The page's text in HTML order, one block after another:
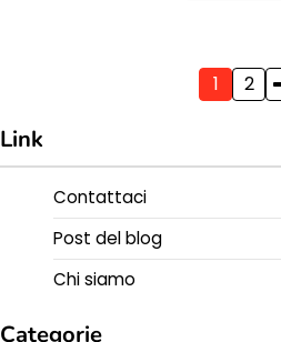
pagination
1 2
Link
Contattaci
Post del blog
Chi siamo
Categorie